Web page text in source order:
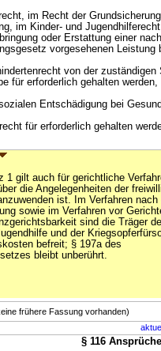
im Recht der
im Kinder- und
oder Erstattung einer
vorgesehenen Leistung
von der
für erforderlich gehalten werden,
Entschädigung bei
für erforderlich gehalten
1 gilt auch für gerichtliche
die Angelegenheiten der
ist. Im Verfahren nach
sowie im Verfahren vor
sind die Träger
und der
befreit; § 197a des
bleibt unberührt.
frühere Fassung vorhanden)
§ 116